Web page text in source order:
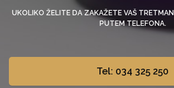
UKOLIKO ŽELITE DA ZAKAŽETE VAŠ
PUTEM TELEFONA.
Tel: 034 325 250